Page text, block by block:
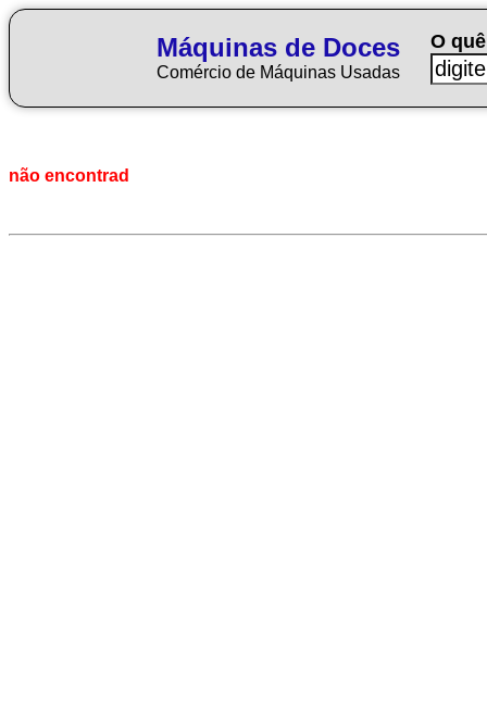
Máquinas de Doces
Comércio de Máquinas Usadas
O
não encontrad